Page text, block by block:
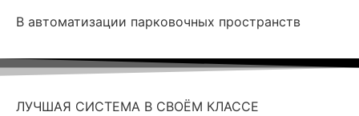
В автоматизации парковочных пространств
ЛУЧШАЯ СИСТЕМА В СВОЁМ КЛАССЕ